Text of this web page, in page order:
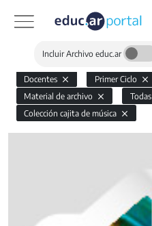
Incluir Archivo educ.ar
Docentes Primer Ciclo
Material de archivo
Todas
Colección cajita de música